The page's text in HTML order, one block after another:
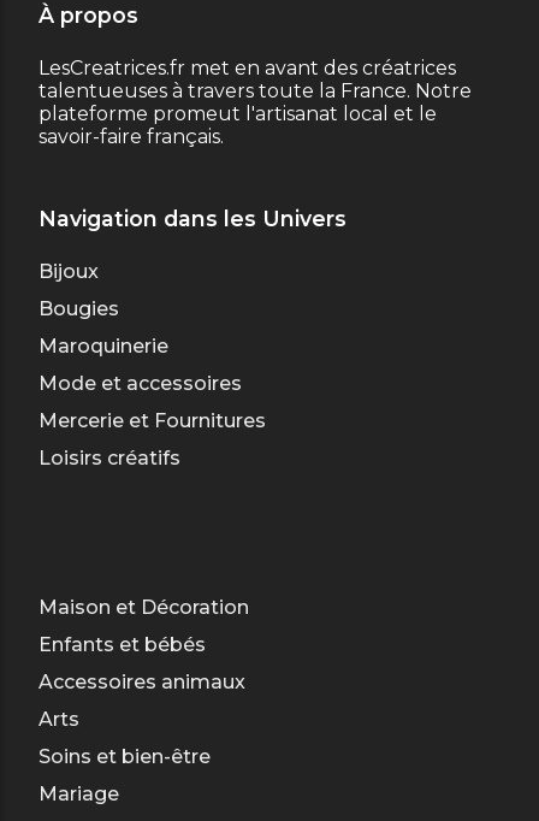
À propos
LesCreatrices.fr met en avant des créatrices
talentueuses à travers toute la France. Notre
plateforme promeut l'artisanat local et le
savoir-faire français.
Navigation dans les Univers
Bijoux
Bougies
Maroquinerie
Mode et accessoires
Mercerie et Fournitures
Loisirs créatifs
Maison et Décoration
Enfants et bébés
Accessoires animaux
Arts
Soins et bien-être
Mariage